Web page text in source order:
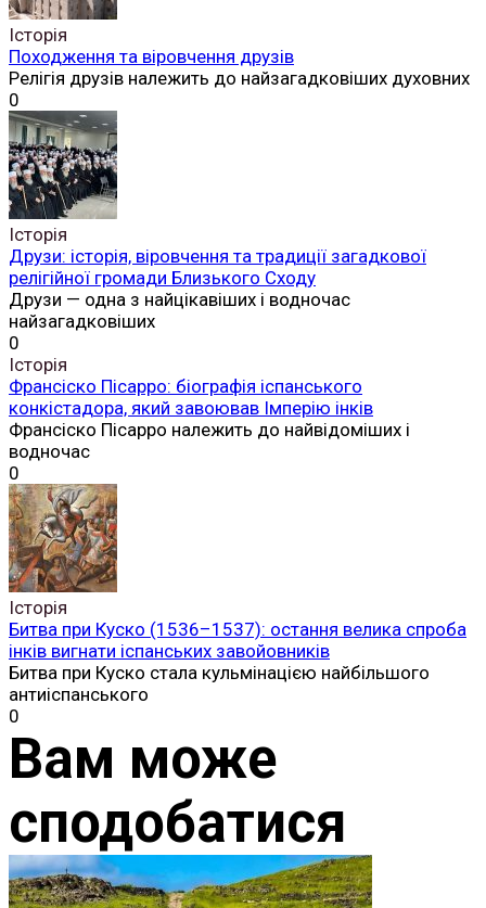
Історія
Походження та віровчення друзів
Релігія друзів належить до найзагадковіших духовних
0
Історія
Друзи: історія, віровчення та традиції загадкової
релігійної громади Близького Сходу
Друзи — одна з найцікавіших і водночас
найзагадковіших
0
Історія
Франсіско Пісарро: біографія іспанського
конкістадора, який завоював Імперію інків
Франсіско Пісарро належить до найвідоміших і
водночас
0
Історія
Битва при Куско (1536–1537): остання велика спроба
інків вигнати іспанських завойовників
Битва при Куско стала кульмінацією найбільшого
антиіспанського
0
Вам може
сподобатися